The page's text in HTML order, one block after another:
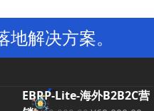
解决方案。
EBRP-Lite-海外B2B2C营